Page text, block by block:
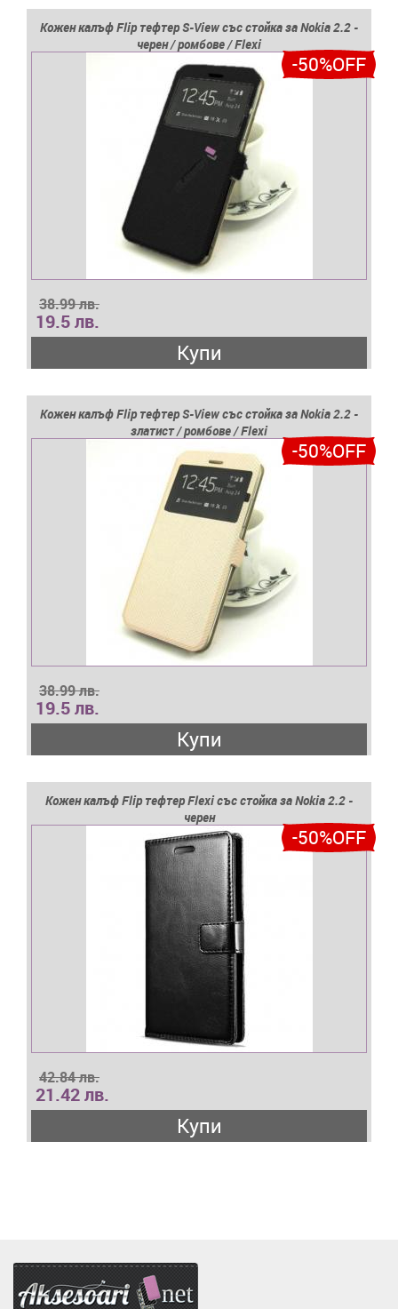
Кожен калъф Flip тефтер S-View със стойка за Nokia 2.2 -
черен / ромбове / Flexi
-50%OFF
38.99 лв.
19.5 лв.
Купи
Кожен калъф Flip тефтер S-View със стойка за Nokia 2.2 -
златист / ромбове / Flexi
-50%OFF
38.99 лв.
19.5 лв.
Купи
Кожен калъф Flip тефтер Flexi със стойка за Nokia 2.2 -
черен
-50%OFF
42.84 лв.
21.42 лв.
Купи